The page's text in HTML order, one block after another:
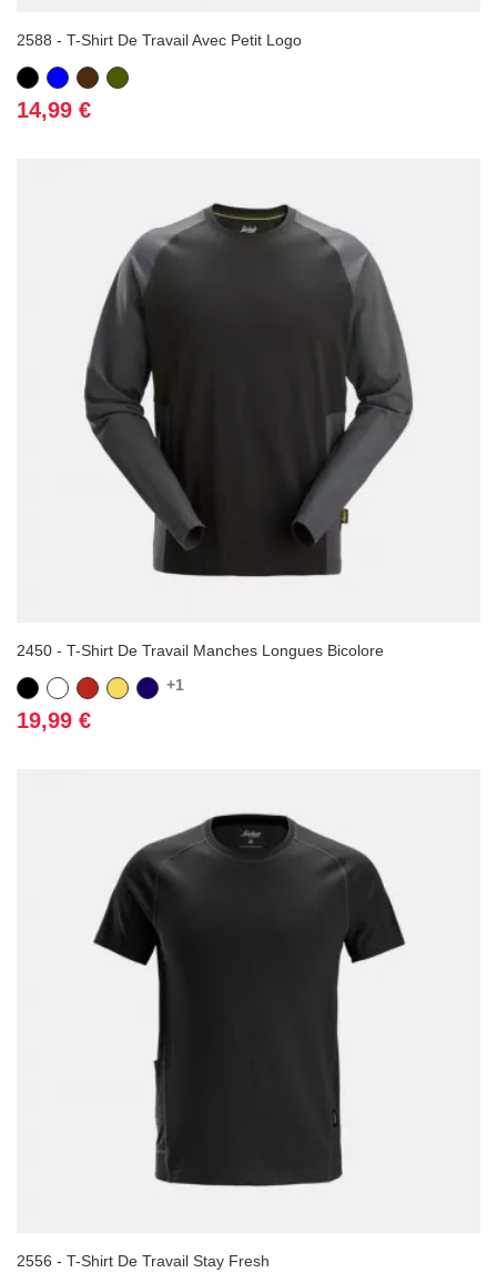
2588 - T-Shirt De Travail Avec Petit Logo
Noir BleuMarron
Vert
Prix
14,99 €
2450 - T-Shirt De Travail Manches Longues Bicolore
Noir BlancRougeJauneBleu+1
Prix
19,99 €
2556 - T-Shirt De Travail Stay Fresh